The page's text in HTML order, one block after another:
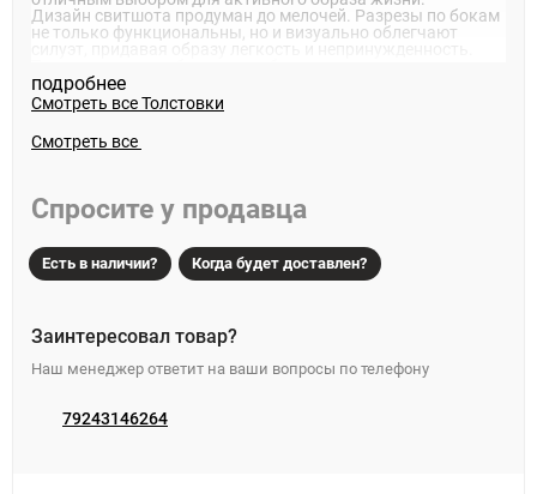
Дизайн свитшота продуман до мелочей. Разрезы по бокам
не только функциональны, но и визуально облегчают
вещь не просто базовой, а выразительной деталью.Он
станет вашим надежным спутником в любой ситуации,
будь то тренировка в зале или прогулка по городу.
Качество ЛЮКС ! Быстрая отправка и доставка !
Заказывайте онлайн !
подробнее
Смотреть всеТолстовки
Смотреть все
Спросите у продавца
Есть в наличии? Когда будет доставлен?
Заинтересовал товар?
Наш менеджер ответит на ваши вопросы по телефону
79243146264